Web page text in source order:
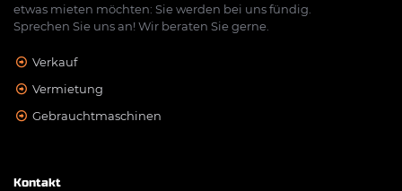
etwas mieten möchten: Sie werden bei uns fündig.
Sprechen Sie uns an! Wir beraten Sie gerne.
Verkauf
Vermietung
Gebrauchtmaschinen
Kontakt